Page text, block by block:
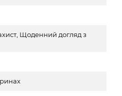
Щоденний догляд з